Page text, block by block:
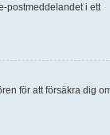
postmeddelandet i ett
för att försäkra dig